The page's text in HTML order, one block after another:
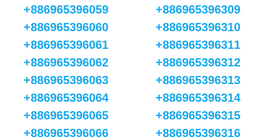
+886965396059
+886965396060
+886965396061
+886965396062
+886965396063
+886965396064
+886965396065
+886965396066
+886965396309
+886965396310
+886965396311
+886965396312
+886965396313
+886965396314
+886965396315
+886965396316